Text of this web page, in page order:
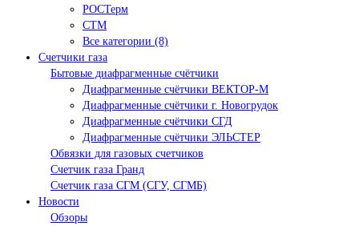
РОСТерм
СТМ
Все категории (8)
Счетчики газа
Бытовые диафрагменные счётчики
Диафрагменные счётчики ВЕКТОР-М
Диафрагменные счётчики г. Новогрудок
Диафрагменные счётчики СГД
Диафрагменные счётчики ЭЛЬСТЕР
Обвязки для газовых счетчиков
Счетчик газа Гранд
Счетчик газа СГМ (СГУ, СГМБ)
Новости
Обзоры